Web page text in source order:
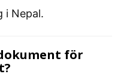
i Nepal.
för